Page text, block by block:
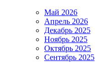
Май 2026
Апрель 2026
Декабрь 2025
Ноябрь 2025
Октябрь 2025
Сентябрь 2025